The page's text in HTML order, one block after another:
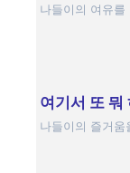
나들이의 여유
여기서 또 뭐
나들이의 즐거